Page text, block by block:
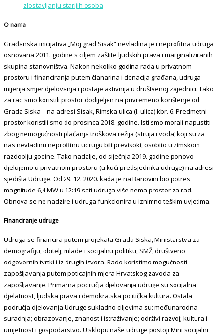
zlostavljanju starijih osoba
O nama
Građanska inicijativa „Moj grad Sisak“ nevladina je i neprofitna udruga
osnovana 2011. godine s ciljem zaštite ljudskih prava i marginaliziranih
skupina stanovništva. Nakon nekoliko godina rada u privatnom
prostoru i financiranja putem članarina i donacija građana, udruga
mijenja smjer djelovanja i postaje aktivnija u društvenoj zajednici. Tako
za rad smo koristili prostor dodijeljen na privremeno korištenje od
Grada Siska – na adresi Sisak, Rimska ulica (I. ulica) kbr. 6. Predmetni
prostor koristili smo do prosinca 2018. godine. Isti smo morali napustiti
zbog nemogućnosti plaćanja troškova režija (struja i voda) koji su za
nas nevladinu neprofitnu udrugu bili previsoki, osobito u zimskom
razdoblju godine. Tako nadalje, od siječnja 2019. godine ponovo
djelujemo u privatnom prostoru (u kući predsjednika udruge) na adresi
sjedišta Udruge. Od 29. 12. 2020. kada je na Banovini bio potres
magnitude 6,4 MW u 12:19 sati udruga više nema prostor za rad.
Obnova se ne nadzire i udruga funkcionira u iznimno teškim uvjetima.
Financiranje udruge
Udruga se financira putem projekata Grada Siska, Ministarstva za
demografiju, obitelj, mlade i socijalnu politiku, SMŽ, društveno
odgovornih tvrtki i iz drugih izvora. Rado koristimo mogućnosti
zapošljavanja putem poticajnih mjera Hrvatskog zavoda za
zapošljavanje. Primarna područja djelovanja udruge su socijalna
djelatnost, ljudska prava i demokratska politička kultura. Ostala
područja djelovanja Udruge sukladno ciljevima su: međunarodna
suradnja; obrazovanje, znanost i istraživanje; održivi razvoj; kultura i
umjetnost i gospodarstvo. U sklopu naše udruge postoji Mini socijalni